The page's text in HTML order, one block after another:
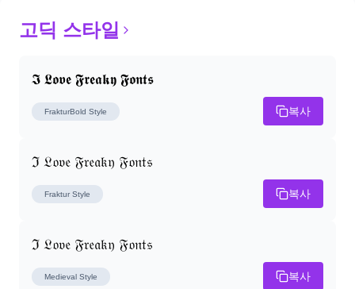
고딕 스타일
𝕴 𝕷𝖔𝖛𝖊 𝕱𝖗𝖊𝖆𝖐𝖞 𝕱𝖔𝖓𝖙𝖘
FrakturBold Style 복사
ℑ 𝔏𝔬𝔳𝔢 𝔉𝔯𝔢𝔞𝔨𝔶 𝔉𝔬𝔫𝔱𝔰
Fraktur Style 복사
ℑ 𝔏𝔬𝔳𝔢 𝔉𝔯𝔢𝔞𝔨𝔶 𝔉𝔬𝔫𝔱𝔰
Medieval Style 복사